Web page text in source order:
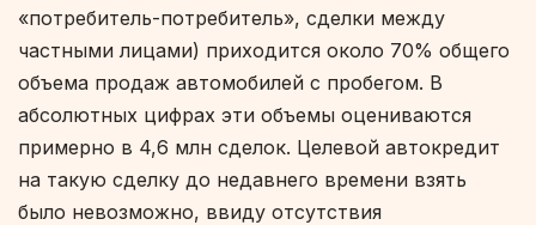
«потребитель-потребитель», сделки между
частными лицами) приходится около 70% общего
объема продаж автомобилей с пробегом. В
абсолютных цифрах эти объемы оцениваются
примерно в 4,6 млн сделок. Целевой автокредит
на такую сделку до недавнего времени взять
было невозможно, ввиду отсутствия